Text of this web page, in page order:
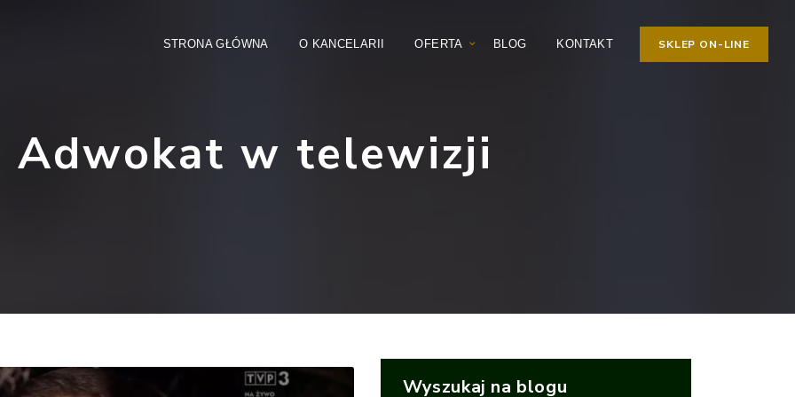
STRONA GŁÓWNA O KANCELARII OFERTA BLOG KONTAKT SKLEP ON-LINE
Adwokat w telewizji
Wyszukaj na blogu